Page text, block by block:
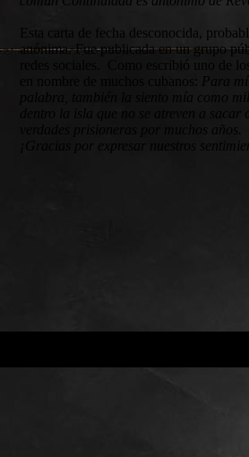
Esta carta de fecha desconocida,
anónima. Fue publicada en un grupo
redes sociales. Como escribió uno de
en nombre de muchos cubanos:
Para
palabra, también la siento mía como
dentro la isla que no se atreven a sacar
¡Gracias por expresar nuestros